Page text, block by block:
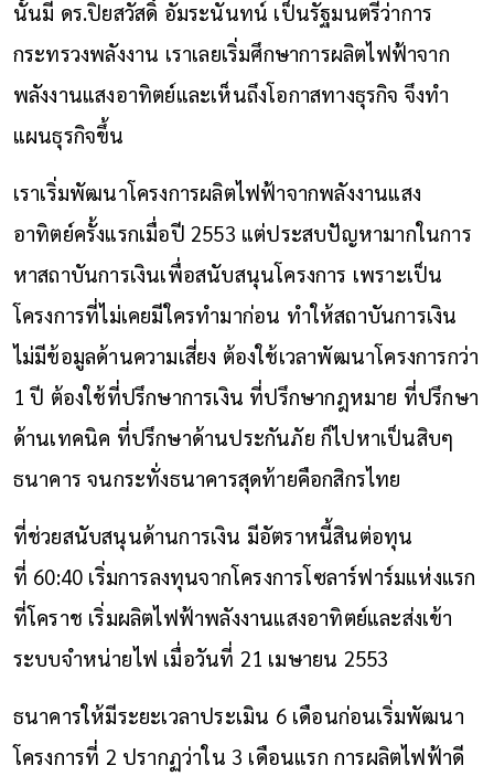
นั้นมี ดร.ปิยสวัสดิ์ อัมระนันทน์ เป็นรัฐมนตรีว่าการ
กระทรวงพลังงาน เราเลยเริ่มศึกษาการผลิตไฟฟ้าจาก
พลังงานแสงอาทิตย์และเห็นถึงโอกาสทางธุรกิจ จึงทำ
แผนธุรกิจขึ้น
เราเริ่มพัฒนาโครงการผลิตไฟฟ้าจากพลังงานแสง
อาทิตย์ครั้งแรกเมื่อปี 2553 แต่ประสบปัญหามากในการ
หาสถาบันการเงินเพื่อสนับสนุนโครงการ เพราะเป็น
โครงการที่ไม่เคยมีใครทำมาก่อน ทำให้สถาบันการเงิน
ไม่มีข้อมูลด้านความเสี่ยง ต้องใช้เวลาพัฒนาโครงการกว่า
1 ปี ต้องใช้ที่ปรึกษาการเงิน ที่ปรึกษากฎหมาย ที่ปรึกษา
ด้านเทคนิค ที่ปรึกษาด้านประกันภัย ก็ไปหาเป็นสิบๆ
ธนาคาร จนกระทั่งธนาคารสุดท้ายคือกสิกรไทย
ที่ช่วยสนับสนุนด้านการเงิน มีอัตราหนี้สินต่อทุน
ที่ 60:40 เริ่มการลงทุนจากโครงการโซลาร์ฟาร์มแห่งแรก
ที่โคราช เริ่มผลิตไฟฟ้าพลังงานแสงอาทิตย์และส่งเข้า
ระบบจำหน่ายไฟ เมื่อวันที่ 21 เมษายน 2553
ธนาคารให้มีระยะเวลาประเมิน 6 เดือนก่อนเริ่มพัฒนา
โครงการที่ 2 ปรากฏว่าใน 3 เดือนแรก การผลิตไฟฟ้าดี